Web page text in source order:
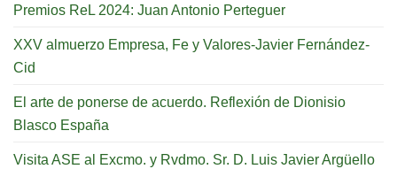
Premios ReL 2024: Juan Antonio Perteguer
XXV almuerzo Empresa, Fe y Valores-Javier Fernández-
Cid
El arte de ponerse de acuerdo. Reflexión de Dionisio
Blasco España
Visita ASE al Excmo. y Rvdmo. Sr. D. Luis Javier Argüello